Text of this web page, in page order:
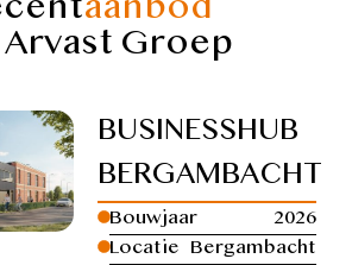
aanbod
Arvast Groep
BUSINESSHUB
BERGAMBACHT
Bouwjaar
2026
Locatie Bergambacht